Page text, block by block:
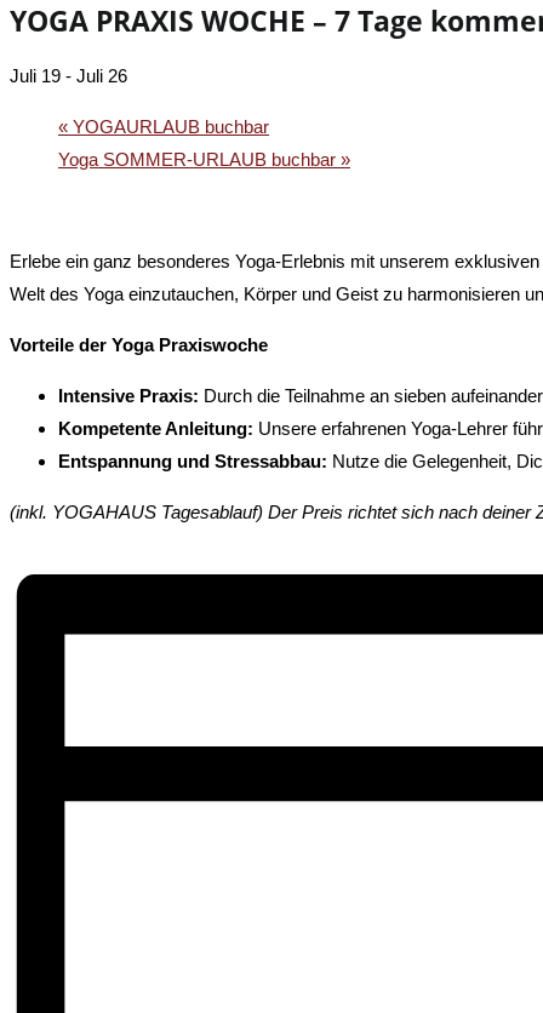
YOGA PRAXIS WOCHE – 7 Tage
Juli 19 - Juli 26
« YOGAURLAUB buchbar
Yoga SOMMER-URLAUB buchbar »
Erlebe ein ganz besonderes Yoga-Erlebnis mit unserem exklusiven
Welt des Yoga einzutauchen, Körper und Geist zu harmonisieren
Vorteile der Yoga Praxiswoche
Intensive Praxis: Durch die Teilnahme an sieben
Kompetente Anleitung: Unsere erfahrenen Yoga-Lehrer
Entspannung und Stressabbau: Nutze die Gelegenheit,
(inkl. YOGAHAUS Tagesablauf) Der Preis richtet sich nach deiner